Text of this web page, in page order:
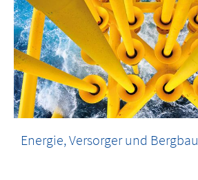
Energie, Versorger und Bergbau